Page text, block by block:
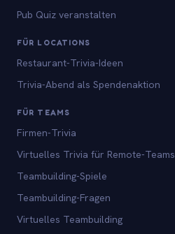
Pub Quiz veranstalten
FÜR LOCATIONS
Restaurant-Trivia-Ideen
Trivia-Abend als Spendenaktion
FÜR TEAMS
Firmen-Trivia
Virtuelles Trivia für Remote-Teams
Teambuilding-Spiele
Teambuilding-Fragen
Virtuelles Teambuilding